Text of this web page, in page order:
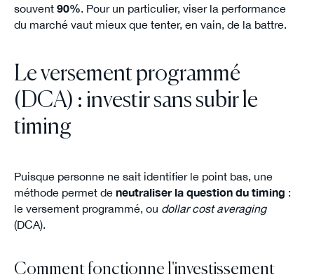
souvent 90%. Pour un particulier, viser la performance
du marché vaut mieux que tenter, en vain, de la battre.
Le versement programmé
(DCA) : investir sans subir le
timing
Puisque personne ne sait identifier le point bas, une
méthode permet de neutraliser la question du timing :
le versement programmé, ou dollar cost averaging
(DCA).
Comment fonctionne l'investissement